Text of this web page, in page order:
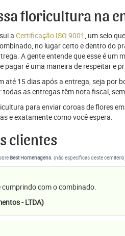
floricultura na
a Certificação ISO 9001, um selo
no lugar certo e dentro do
A gente entende que esse é
é uma maneira de respeitar e
até 15 dias após a entrega, seja por
as entregas têm nota fiscal,
para enviar coroas de flores
e exatamente como você espera.
clientes
Best Homenagens. (não específicas deste
com o combinado.
- LTDA)